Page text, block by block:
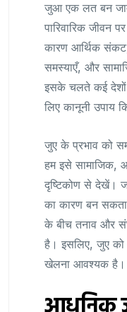
जुआ एक लत बन
पारिवारिक
कारण आर्थिक
समस्याएँ, और
इसके चलते कई देशों
लिए कानूनी उपाय
जुए के प्रभाव को
हम इसे सामाजिक,
दृष्टिकोण से देखें।
का कारण बन सकता
के बीच तनाव और
है। इसलिए, जुए
खेलना आवश्यक है।